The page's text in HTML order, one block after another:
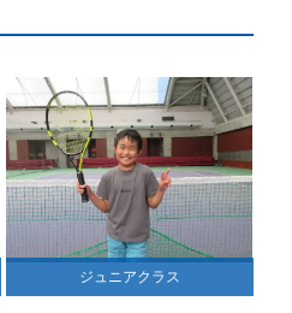
ジュニアクラス